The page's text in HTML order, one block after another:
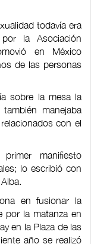
todavía era
la Asociación
en México
de las personas
sobre la mesa la
manejaba
con el
manifiesto
lo escribió con
en fusionar la
por la matanza en
en la Plaza de las
año se realizó